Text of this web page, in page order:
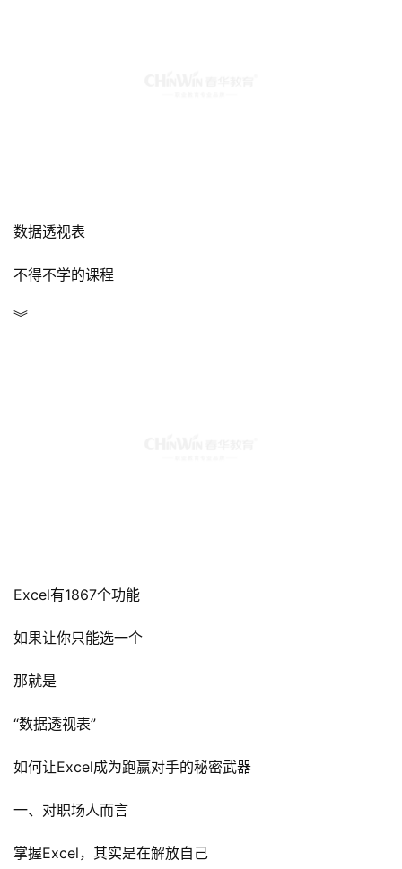
数据透视表
不得不学的课程
︾
Excel有1867个功能
如果让你只能选一个
那就是
“数据透视表”
如何让Excel成为跑赢对手的秘密武器
一、对职场人而言
掌握Excel，其实是在解放自己